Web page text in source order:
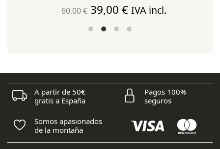
60,00€ El
precio
60,00 €.
39,00 €El
precio
39,00 €.
IVA incl.
A partir de 50€
gratis a España
Pagos 100%
seguros
Somos apasionados
de la montaña